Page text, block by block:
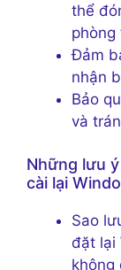
thể
phòng
Đảm
nhận
Bảo
và
Những lưu
cài lại
Sao
đặt lại
không